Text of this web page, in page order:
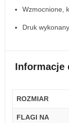
Wzmocnione,
Druk
Informacje
ROZMIAR
FLAGI NA